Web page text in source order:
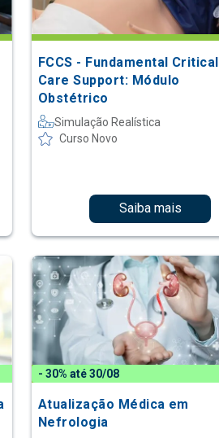
FCCS - Fundamental Critical
Care Support: Módulo
Obstétrico
Simulação Realística
Curso Novo
Saiba mais
- 30% até 30/08
Atualização Médica em
Nefrologia